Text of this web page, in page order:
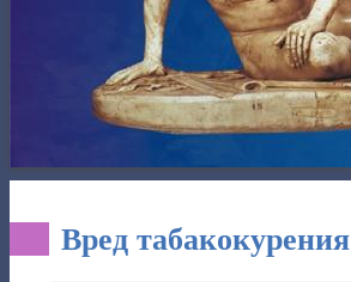
Вред табакокурения